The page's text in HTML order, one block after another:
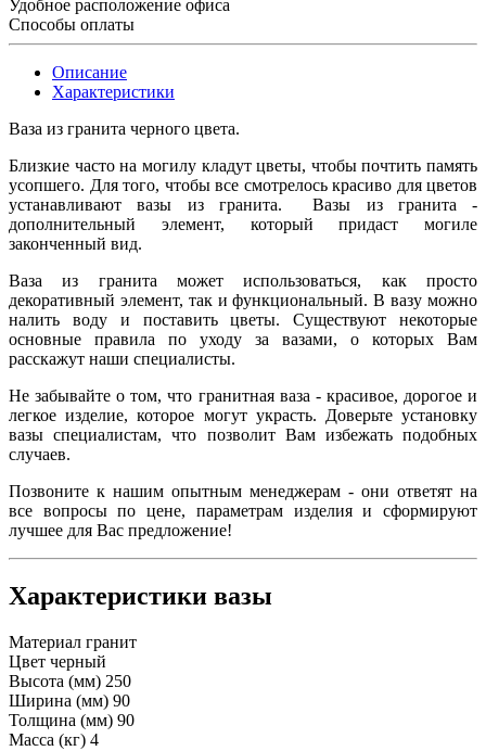
Удобное расположение офиса
Способы оплаты
Описание
Характеристики
Ваза из гранита черного цвета.
Близкие часто на могилу кладут цветы, чтобы почтить память
усопшего. Для того, чтобы все смотрелось красиво для цветов
устанавливают вазы из гранита. Вазы из гранита -
дополнительный элемент, который придаст могиле
законченный вид.
Ваза из гранита может использоваться, как просто
декоративный элемент, так и функциональный. В вазу можно
налить воду и поставить цветы. Существуют некоторые
основные правила по уходу за вазами, о которых Вам
расскажут наши специалисты.
Не забывайте о том, что гранитная ваза - красивое, дорогое и
легкое изделие, которое могут украсть. Доверьте установку
вазы специалистам, что позволит Вам избежать подобных
случаев.
Позвоните к нашим опытным менеджерам - они ответят на
все вопросы по цене, параметрам изделия и сформируют
лучшее для Вас предложение!
Характеристики вазы
Материал гранит
Цвет черный
Высота (мм) 250
Ширина (мм) 90
Толщина (мм) 90
Масса (кг) 4